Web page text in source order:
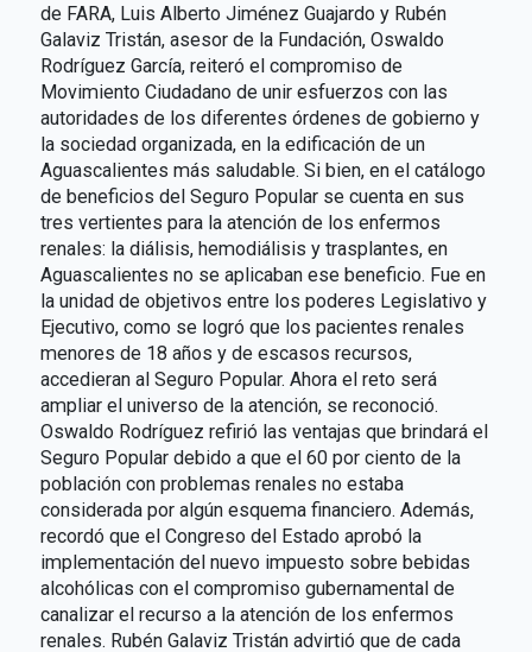
de FARA, Luis Alberto Jiménez Guajardo y Rubén
Galaviz Tristán, asesor de la Fundación, Oswaldo
Rodríguez García, reiteró el compromiso de
Movimiento Ciudadano de unir esfuerzos con las
autoridades de los diferentes órdenes de gobierno y
la sociedad organizada, en la edificación de un
Aguascalientes más saludable. Si bien, en el catálogo
de beneficios del Seguro Popular se cuenta en sus
tres vertientes para la atención de los enfermos
renales: la diálisis, hemodiálisis y trasplantes, en
Aguascalientes no se aplicaban ese beneficio. Fue en
la unidad de objetivos entre los poderes Legislativo y
Ejecutivo, como se logró que los pacientes renales
menores de 18 años y de escasos recursos,
accedieran al Seguro Popular. Ahora el reto será
ampliar el universo de la atención, se reconoció.
Oswaldo Rodríguez refirió las ventajas que brindará el
Seguro Popular debido a que el 60 por ciento de la
población con problemas renales no estaba
considerada por algún esquema financiero. Además,
recordó que el Congreso del Estado aprobó la
implementación del nuevo impuesto sobre bebidas
alcohólicas con el compromiso gubernamental de
canalizar el recurso a la atención de los enfermos
renales. Rubén Galaviz Tristán advirtió que de cada